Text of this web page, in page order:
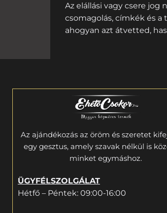
Az elállási vagy csere jog
csomagolás, címkék és
ahogyan azt átvetted,
Az ajándékozás az öröm és szeretet
egy gesztus, amely szavak nélkül is
minket egymáshoz.
ÜGYFÉLSZOLGÁLAT
Hétfő – Péntek: 09:00-16:00